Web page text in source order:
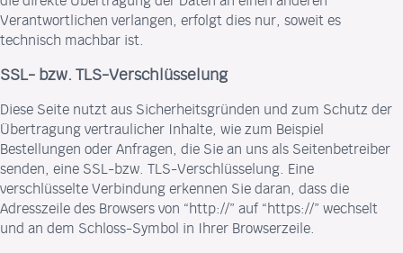
Verantwortlichen verlangen, erfolgt dies nur, soweit es
technisch machbar ist.
SSL- bzw. TLS-Verschlüsselung
Diese Seite nutzt aus Sicherheitsgründen und zum Schutz der
Übertragung vertraulicher Inhalte, wie zum Beispiel
Bestellungen oder Anfragen, die Sie an uns als Seitenbetreiber
senden, eine SSL-bzw. TLS-Verschlüsselung. Eine
verschlüsselte Verbindung erkennen Sie daran, dass die
Adresszeile des Browsers von “http://” auf “https://” wechselt
und an dem Schloss-Symbol in Ihrer Browserzeile.